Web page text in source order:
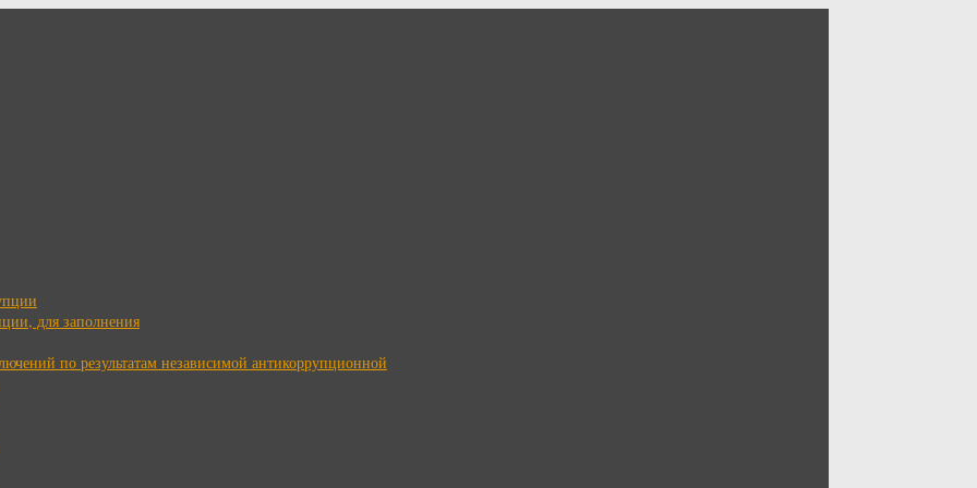
для заполнения
по результатам независимой антикоррупционной